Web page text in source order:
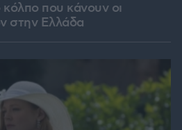
κόλπο που κάνουν οι
στην Ελλάδα